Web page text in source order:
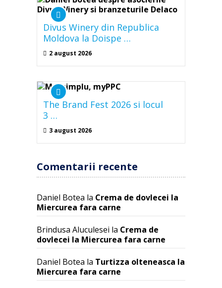
Divus Winery din Republica
Moldova la Doispe …
2 august 2026
The Brand Fest 2026 si locul
3 …
3 august 2026
Comentarii recente
Daniel Botea la Crema de dovlecei la
Miercurea fara carne
Brindusa Aluculesei la Crema de
dovlecei la Miercurea fara carne
Daniel Botea la Turtizza olteneasca la
Miercurea fara carne